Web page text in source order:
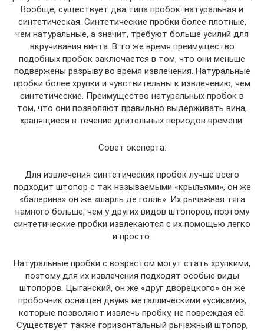
Вообще, существует два типа пробок: натуральная и
синтетическая. Синтетические пробки более плотные,
чем натуральные, а значит, требуют больше усилий для
вкручивания винта. В то же время преимущество
подобных пробок заключается в том, что они меньше
подвержены разрыву во время извлечения. Натуральные
пробки более хрупки и чувствительны к извлечению, чем
синтетические. Преимущество натуральных пробок в
том, что они позволяют правильно выдерживать вина,
хранящиеся в течение длительных периодов времени.
Совет эксперта:
Для извлечения синтетических пробок лучше всего
подходит штопор с так называемыми «крыльями», он же
«балерина» он же «шарль де голль». Их рычажная тяга
намного больше, чем у других видов штопоров, поэтому
синтетические пробки извлекаются с их помощью легко
и просто.
Натуральные пробки с возрастом могут стать хрупкими,
поэтому для их извлечения подходят особые виды
штопоров. Цыганский, он же «друг дворецкого» он же
пробочник оснащен двумя металлическими «усиками»,
которые позволяют извлечь пробку, не повреждая её.
Существует также горизонтальный рычажный штопор,